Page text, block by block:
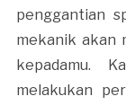
penggantian
mekanik akan
kepadamu.
melakukan